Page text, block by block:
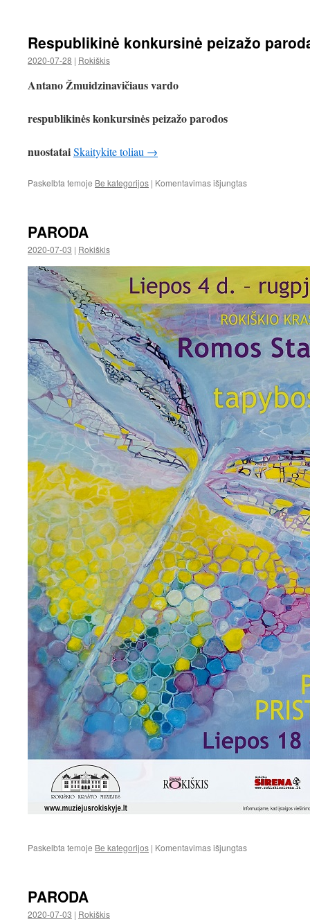
Respublikinė konkursinė peizažo
2020-07-28 | Rokiškis
Antano Žmuidzinavičiaus vardo
respublikinės konkursinės peizažo parodos
nuostataiSkaitykite toliau →
Paskelbta temoje Be kategorijos | Komentavimas išjungtasįraše
PARODA
2020-07-03 | Rokiškis
Paskelbta temoje Be kategorijos | Komentavimas išjungtasįraše
PARODA
2020-07-03 | Rokiškis